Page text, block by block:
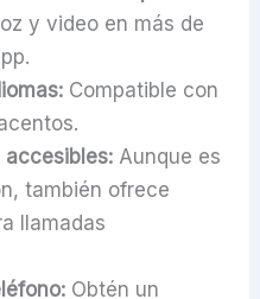
y video en más de
Compatible con
accesibles: Aunque es
también ofrece
llamadas
Obtén un